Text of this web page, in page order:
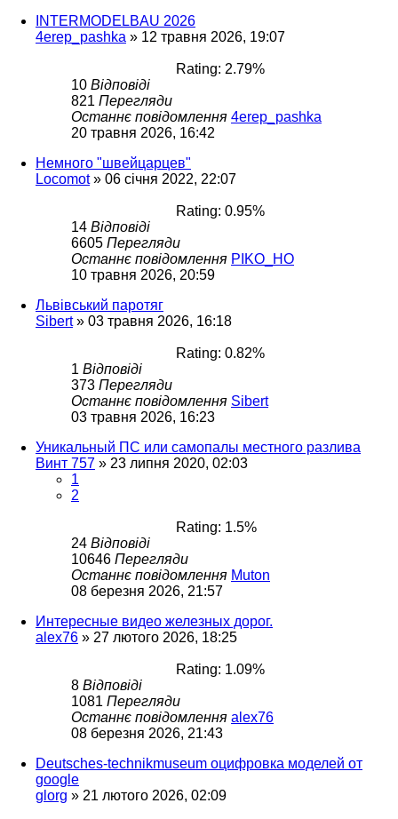
INTERMODELBAU 2026
4erep_pashka » 12 травня 2026, 19:07
Rating: 2.79%
10 Відповіді
821 Перегляди
Останнє повідомлення 4erep_pashka
20 травня 2026, 16:42
Немного "швейцарцев"
Locomot» 06 січня 2022, 22:07
Rating: 0.95%
14 Відповіді
6605 Перегляди
Останнє повідомлення PIKO_HO
10 травня 2026, 20:59
Львівський паротяг
Sibert» 03 травня 2026, 16:18
Rating: 0.82%
1 Відповіді
373 Перегляди
Останнє повідомлення Sibert
03 травня 2026, 16:23
Уникальный ПС или самопалы местного разлива
Винт 757 » 23 липня 2020, 02:03
1
2
Rating: 1.5%
24 Відповіді
10646 Перегляди
Останнє повідомлення Muton
08 березня 2026, 21:57
Интересные видео железных дорог.
alex76 » 27 лютого 2026, 18:25
Rating: 1.09%
8 Відповіді
1081 Перегляди
Останнє повідомлення alex76
08 березня 2026, 21:43
Deutsches-technikmuseum оцифровка моделей от
google
glorg » 21 лютого 2026, 02:09